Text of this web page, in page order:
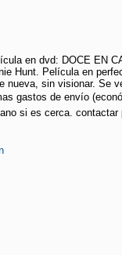
en dvd: DOCE EN
Hunt. Película en
nueva, sin visionar. Se
gastos de envío
si es cerca. contactar